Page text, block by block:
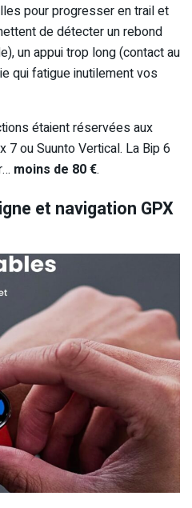
pour progresser en trail et
de détecter un rebond
un appui trop long (contact au
qui fatigue inutilement vos
étaient réservées aux
7 ou Suunto Vertical. La Bip 6
moins de 80 €.
et navigation GPX